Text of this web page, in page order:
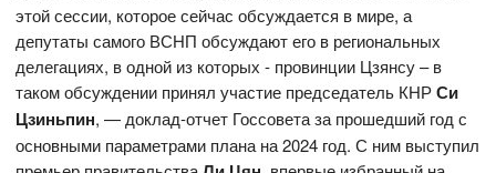
этой сессии, которое сейчас обсуждается в мире, а
депутаты самого ВСНП обсуждают его в региональных
делегациях, в одной из которых - провинции Цзянсу – в
таком обсуждении принял участие председатель КНРСи
Цзиньпин, — доклад-отчет Госсовета за прошедший год с
основными параметрами плана на 2024 год. С ним выступил